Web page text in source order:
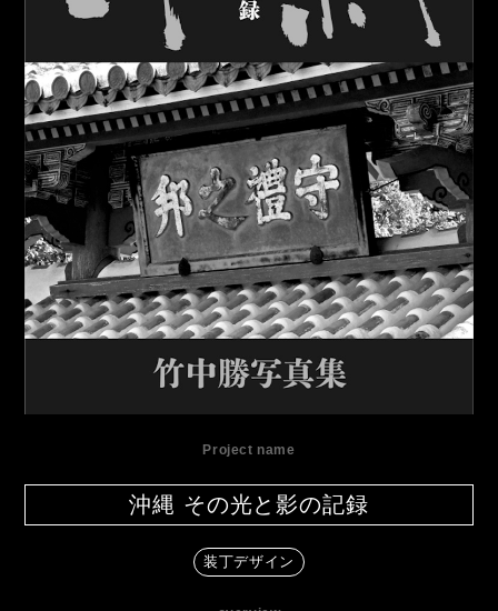
Project name
沖縄 その光と影の記録
装丁デザイン